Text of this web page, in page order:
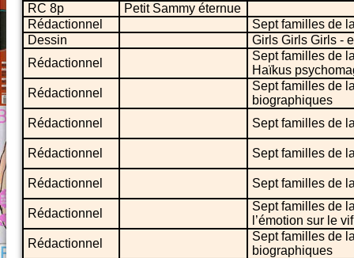
RC 8p
Petit Sammy éternue
Rédactionnel
Sept familles de
Dessin
Girls Girls Girls -
Rédactionnel
Sept familles de
Haïkus
Rédactionnel
Sept familles de
biographiques
Rédactionnel
Sept familles de
Rédactionnel Sept familles de
Rédactionnel Sept familles de
Rédactionnel
Sept familles de
l’émotion sur le vif
Rédactionnel
Sept familles de
biographiques